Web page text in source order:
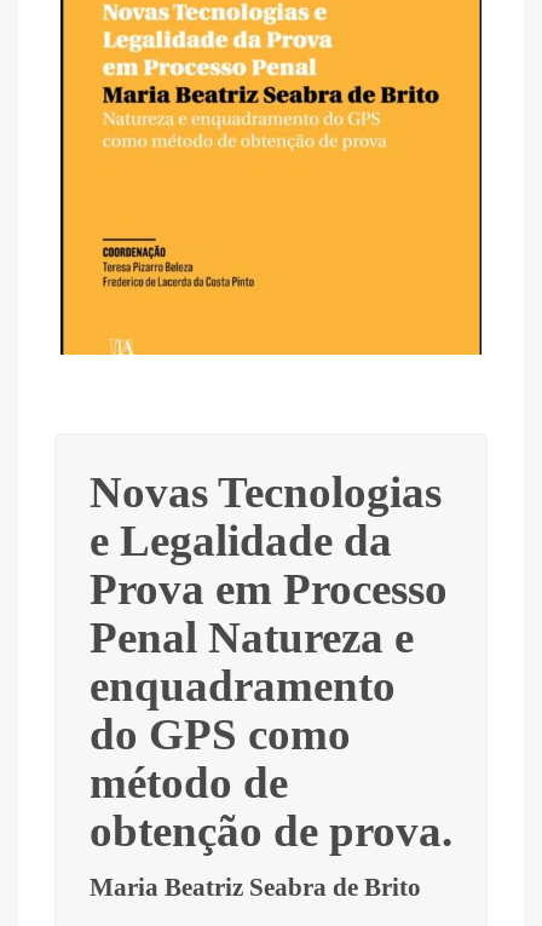
Novas Tecnologias
e Legalidade da
Prova em Processo
Penal Natureza e
enquadramento
do GPS como
método de
obtenção de prova.
Maria Beatriz Seabra de Brito